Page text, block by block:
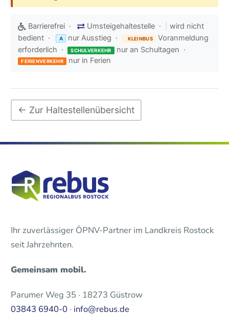
Barrierefrei · Umsteigehaltestelle ·
wird nicht
bedient ·
A nur Ausstieg · KLEINBUS
Voranmeldung
erforderlich · SCHULVERKEHR nur an Schultagen ·
FERIENVERKEHR nur in Ferien
← Zur Haltestellenübersicht
Ihr zuverlässiger ÖPNV-Partner im Landkreis Rostock
seit Jahrzehnten.
Gemeinsam mobil.
Parumer Weg 35 · 18273 Güstrow
03843 6940-0 · info@rebus.de